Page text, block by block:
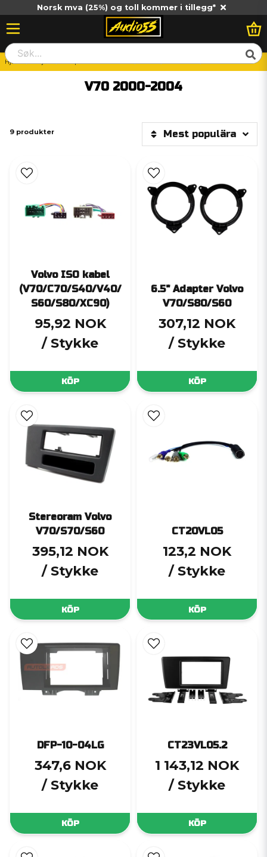
Norsk mva (25%) og toll kommer i tillegg*
Hjem Billjud Vad passar till min bil? Volvo Volvo V70 V70 2000-2004
V70 2000-2004
9 produkter Mest populära
Volvo ISO kabel
(V70/C70/S40/V40/
S60/S80/XC90)
95,92 NOK
/ Stykke
KÖP
6.5" Adapter Volvo
V70/S80/S60
307,12 NOK
/ Stykke
KÖP
Stereoram Volvo
V70/S70/S60
395,12 NOK
/ Stykke
KÖP
CT20VL05
123,2 NOK
/ Stykke
KÖP
DFP-10-04LG
347,6 NOK
/ Stykke
KÖP
CT23VL05.2
1 143,12 NOK
/ Stykke
KÖP